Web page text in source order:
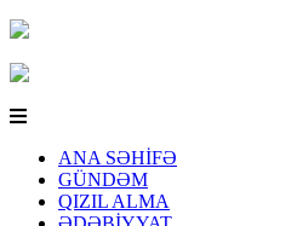
ANA SƏHİFƏ
GÜNDƏM
QIZIL ALMA